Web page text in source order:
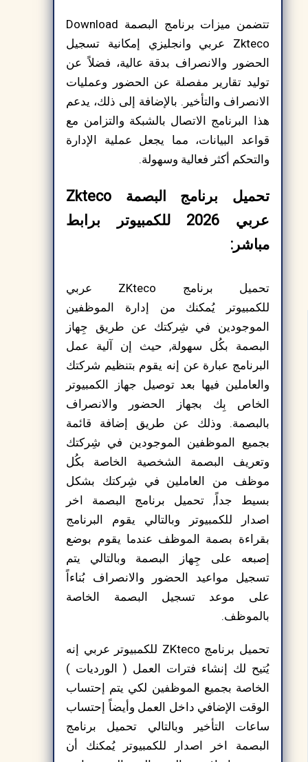
تتضمن ميزات برنامج البصمة Download
Zkteco عربي وانجليزي إمكانية تسجيل
الحضور والانصراف بدقة عالية، فضلاً عن
توليد تقارير مفصلة عن الحضور وعمليات
الانصراف والتأخير. بالإضافة إلى ذلك، يدعم
هذا البرنامج الاتصال بالشبكة والتزامن مع
قواعد البيانات، مما يجعل عملية الإدارة
والتحكم أكثر فعالية وسهولة.
تحميل برنامج البصمة Zkteco
عربي 2026 للكمبيوتر برابط
مباشر:
تحميل برنامج ZKteco عربي
للكمبيوتر يُمكنك من إدارة الموظفين
الموجودين في شِركتك عن طريق جِهاز
البصمة بكُل سهولة, حيث إن آلية عمل
البرنامج عبارة عن إنه يقوم بتنظيم شركتك
والعاملين فيها بعد توصيل جهاز الكمبيوتر
الخاص بِك بجهاز الحضور والانصراف
بالبصمة. وذلك عن طريق إضافة قائمة
بجميع الموظفين الموجودين في شِركتك
وتعريف البصمة الشخصية الخاصة بكُل
موظف من العاملين في شِركتك بشكل
بسيط جداً, تحميل برنامج البصمة اخر
اصدار للكمبيوتر وبالتالي يقوم البرنامج
بقراءة بصمة الموظف عندما يقوم بوضع
إصبعه على جِهاز البصمة وبالتالي يتم
تسجيل مواعيد الحضور والانصراف بُناءاً
على موعد تسجيل البصمة الخاصة
بالموظف.
تحميل برنامج ZKteco للكمبيوتر عربي إنه
يُتيح لك إنشاء فترات العمل ( الورديات )
الخاصة بجميع الموظفين لكي يتم إحتساب
الوقت الإضافي داخل العمل وأيضاً إحتساب
ساعات التأخير وبالتالي تحميل برنامج
البصمة اخر اصدار للكمبيوتر يُمكنك أن